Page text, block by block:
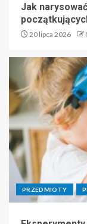
Jak
20 lipca 2026
PRZEDMIOTY